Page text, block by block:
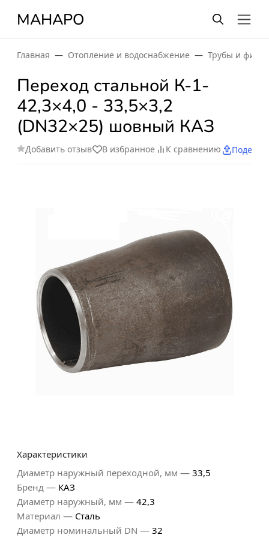
МАНАРО
Главная Отопление и водоснабжение Трубы и
Переход стальной К-1-
42,3×4,0 - 33,5×3,2
(DN32×25) шовный КАЗ
Добавить отзыв В избранное К сравнению
Характеристики
Диаметр наружный переходной, мм — 33,5
Бренд — КАЗ
Диаметр наружный, мм — 42,3
Материал — Сталь
Диаметр номинальный DN — 32